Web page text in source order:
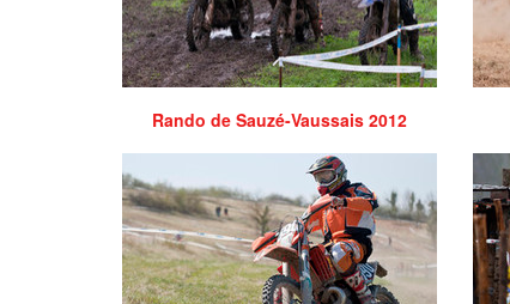
Rando de Sauzé-Vaussais 2012